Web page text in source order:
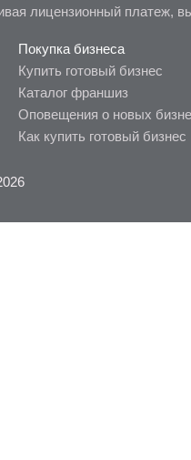
лицензионный платеж,
Покупка бизнеса
Купить готовый бизнес
Каталог франшиз
Оповещения о новых
Как купить готовый бизнес